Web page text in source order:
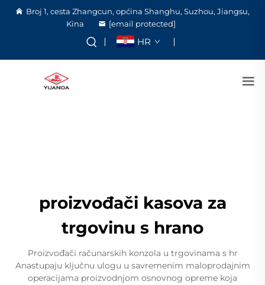
Broj 1, cesta Zhangcun, općina Shanghu, Suzhou, Jiangsu,
Kina
[email protected]
HR
proizvođači kasova za
trgovinu s hrano
Proizvođači računarskih konzola u trgovinama s hr
Anastupaju ključnu ulogu u savremenim maloprodajnim
operacijama proizvodnjom osnovnog opreme koja